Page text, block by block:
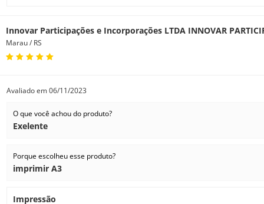
Linguagens de impressão (padrão)
Drivers
Software e soluções HP
Plástico reciclado na impressora
Altitude operacional
Dimensões
Innovar Participações e Incorporações LTDA INNOVAR
Marau / RS
Avaliado em06/11/2023
O que você achou do produto?
Exelente
Porque escolheu esse produto?
imprimir A3
Impressão